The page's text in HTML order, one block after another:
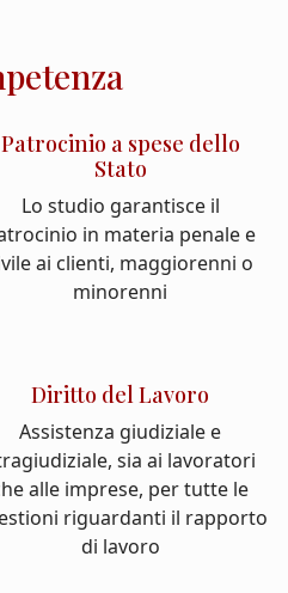
Patrocinio a spese dello
Stato
Lo studio garantisce il
in materia penale e
ai clienti, maggiorenni o
minorenni
Diritto del Lavoro
Assistenza giudiziale e
sia ai lavoratori
alle imprese, per tutte le
riguardanti il rapporto
di lavoro